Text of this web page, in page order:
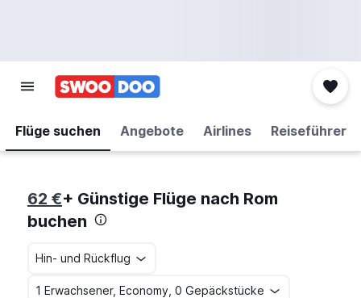
Flüge suchen Angebote Airlines Reiseführer
62 €+ Günstige Flüge nach Rom
buchen
Hin- und Rückflug
1 Erwachsener, Economy, 0 Gepäckstücke